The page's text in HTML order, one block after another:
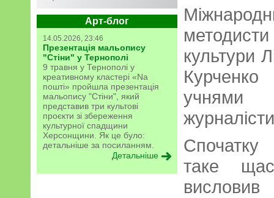
Арт-блог
14.05.2026, 23:46
Презентація мальопису
"Стіни" у Тернополі
9 травня у Тернополі у
креативному кластері «Na
пошті» пройшла презентація
мальопису "Стіни", який
представив три культові
проєкти зі збереження
культурної спадщини
Херсонщини. Як це було:
детальніше за посиланням.
Детальніше
культури
Курченко
таке